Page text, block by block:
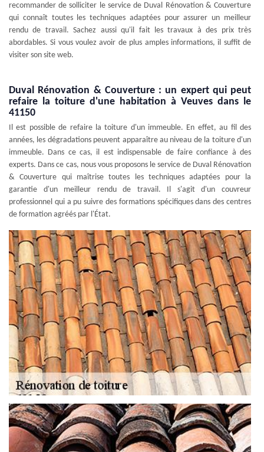
recommander de solliciter le service de Duval Rénovation & Couverture
qui connaît toutes les techniques adaptées pour assurer un meilleur
rendu de travail. Sachez aussi qu'il fait les travaux à des prix très
abordables. Si vous voulez avoir de plus amples informations, il suffit de
visiter son site web.
Duval Rénovation & Couverture : un expert qui peut
refaire la toiture d'une habitation à Veuves dans le
41150
Il est possible de refaire la toiture d'un immeuble. En effet, au fil des
années, les dégradations peuvent apparaître au niveau de la toiture d'un
immeuble. Dans ce cas, il est indispensable de faire confiance à des
experts. Dans ce cas, nous vous proposons le service de Duval Rénovation
& Couverture qui maîtrise toutes les techniques adaptées pour la
garantie d'un meilleur rendu de travail. Il s'agit d'un couvreur
professionnel qui a pu suivre des formations spécifiques dans des centres
de formation agréés par l'État.